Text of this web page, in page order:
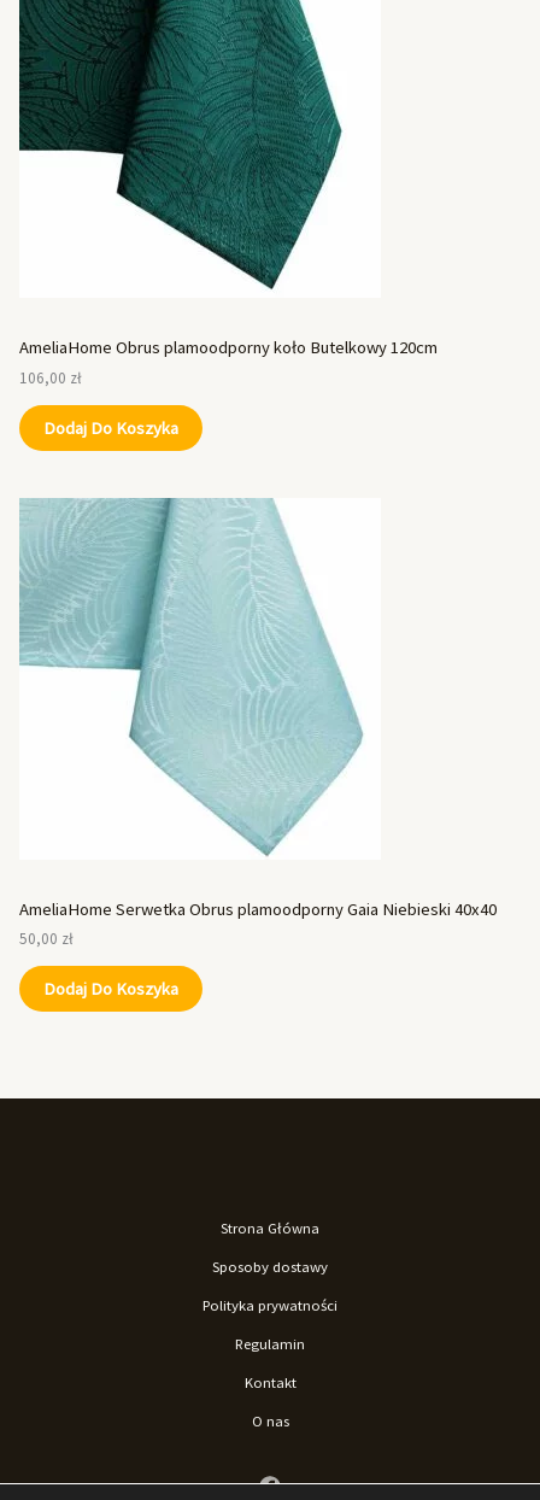
AmeliaHome Obrus plamoodporny koło Butelkowy 120cm
106,00 zł
Dodaj Do Koszyka
AmeliaHome Serwetka Obrus plamoodporny Gaia Niebieski 40x40
50,00 zł
Dodaj Do Koszyka
Strona Główna
Sposoby dostawy
Polityka prywatności
Regulamin
Kontakt
O nas